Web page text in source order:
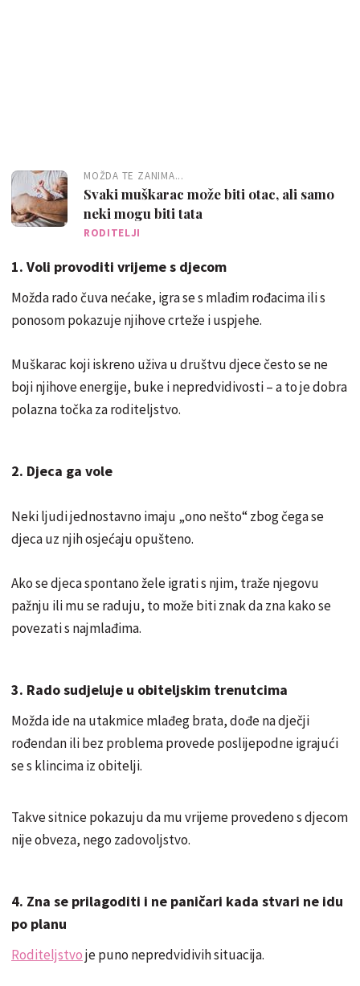
MOŽDA TE ZANIMA...
Svaki muškarac može biti otac, ali samo
neki mogu biti tata
RODITELJI
1. Voli provoditi vrijeme s djecom
Možda rado čuva nećake, igra se s mlađim rođacima ili s
ponosom pokazuje njihove crteže i uspjehe.
Muškarac koji iskreno uživa u društvu djece često se ne
boji njihove energije, buke i nepredvidivosti – a to je dobra
polazna točka za roditeljstvo.
2. Djeca ga vole
Neki ljudi jednostavno imaju „ono nešto“ zbog čega se
djeca uz njih osjećaju opušteno.
Ako se djeca spontano žele igrati s njim, traže njegovu
pažnju ili mu se raduju, to može biti znak da zna kako se
povezati s najmlađima.
3. Rado sudjeluje u obiteljskim trenutcima
Možda ide na utakmice mlađeg brata, dođe na dječji
rođendan ili bez problema provede poslijepodne igrajući
se s klincima iz obitelji.
Takve sitnice pokazuju da mu vrijeme provedeno s djecom
nije obveza, nego zadovoljstvo.
4. Zna se prilagoditi i ne paničari kada stvari ne idu
po planu
Roditeljstvoje puno nepredvidivih situacija.